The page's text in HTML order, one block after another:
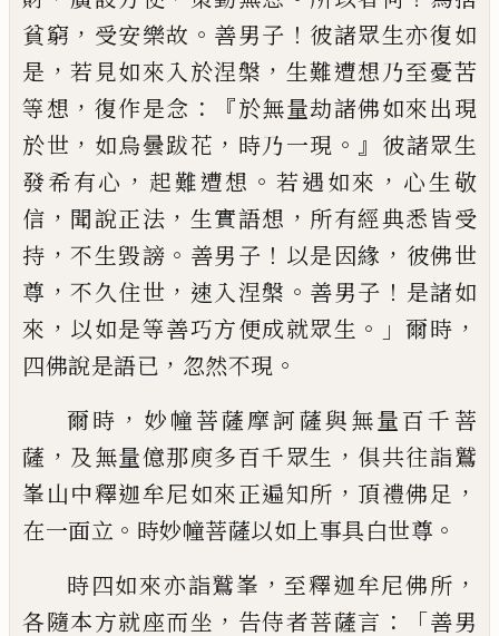
貧窮 ， 受安樂故 。 善男子 ！ 彼諸眾生亦復如
是 ，若見如來入於涅槃 ， 生難遭想乃至憂苦
等想 ， 復作是念 ：『於無量劫諸佛如來出現
於世 ， 如烏曇跋花 ， 時乃一現 。』 彼諸眾生
發希有心 ， 起難遭想 。 若遇如來 ， 心生敬
信 ， 聞說正法 ， 生實語想 ， 所有經典悉皆受
持 ，不生毀謗 。 善男子 ！ 以是因緣 ， 彼佛世
尊 ，不久住世 ， 速入涅槃 。 善男子 ！ 是諸如
來 ， 以如是等善巧方便成就眾生 。」爾時 ，
四佛說是語已 ， 忽然不現 。
爾時 ， 妙幢菩薩摩訶薩與無量百千菩
薩 ， 及 無量億那庾多百千眾生 ， 俱共往詣鷲
峯山中釋迦牟尼如來正遍知所 ， 頂禮佛足 ，
在一面立 。 時妙幢菩薩以如上事具白世尊 。
時四如來亦詣鷲峯 ， 至釋迦牟尼佛所 ，
各隨本方就座而坐 ， 告侍者菩薩言 ：「善男